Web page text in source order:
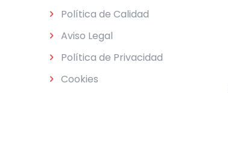
Política de Calidad
Aviso Legal
Política de Privacidad
Cookies